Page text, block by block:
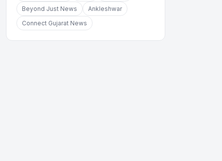
Beyond Just News
Ankleshwar
Connect Gujarat News